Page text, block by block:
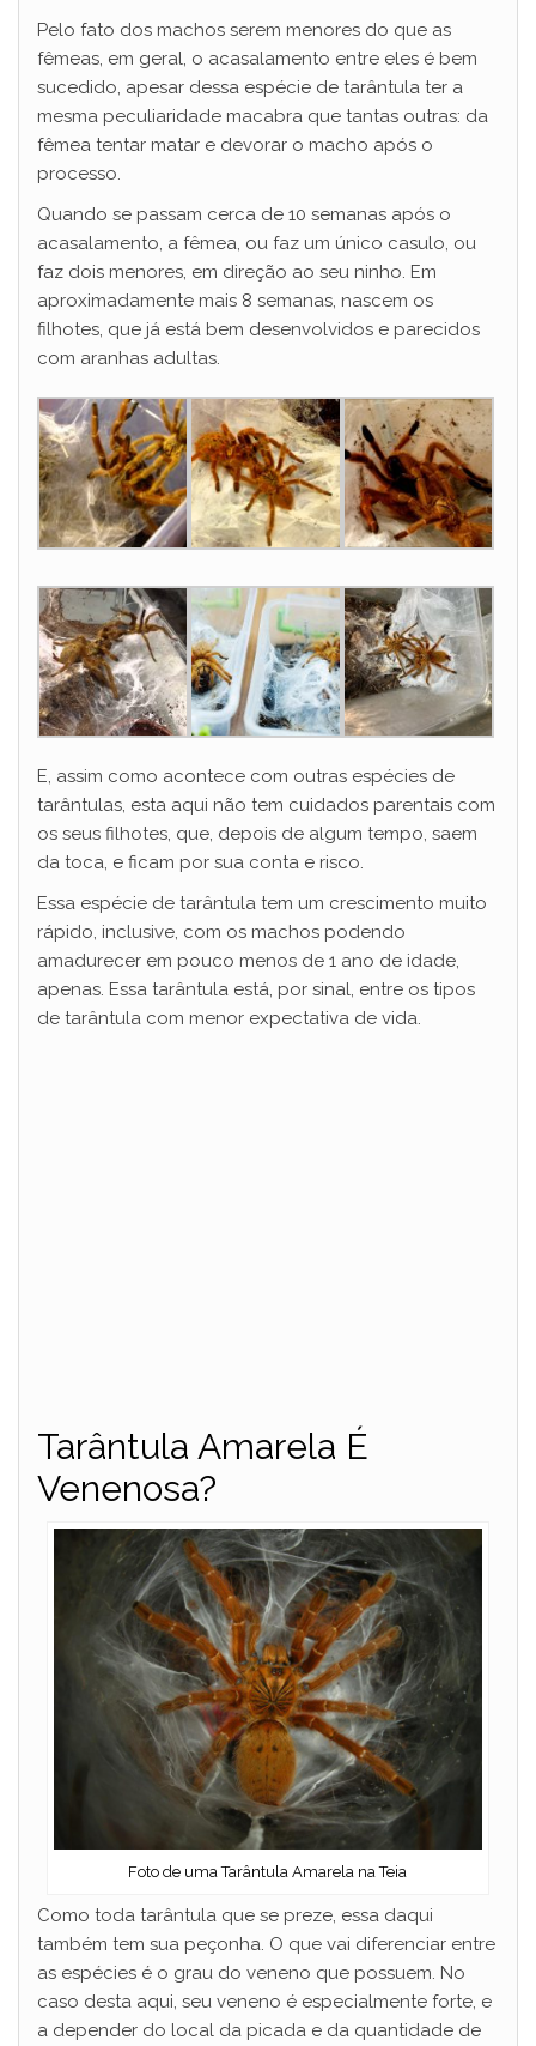
Pelo fato dos machos serem menores do que as
fêmeas, em geral, o acasalamento entre eles é bem
sucedido, apesar dessa espécie de tarântula ter a
mesma peculiaridade macabra que tantas outras: da
fêmea tentar matar e devorar o macho após o
processo.
Quando se passam cerca de 10 semanas após o
acasalamento, a fêmea, ou faz um único casulo, ou
faz dois menores, em direção ao seu ninho. Em
aproximadamente mais 8 semanas, nascem os
filhotes, que já está bem desenvolvidos e parecidos
com aranhas adultas.
E, assim como acontece com outras espécies de
tarântulas, esta aqui não tem cuidados parentais com
os seus filhotes, que, depois de algum tempo, saem
da toca, e ficam por sua conta e risco.
Essa espécie de tarântula tem um crescimento muito
rápido, inclusive, com os machos podendo
amadurecer em pouco menos de 1 ano de idade,
apenas. Essa tarântula está, por sinal, entre os tipos
de tarântula com menor expectativa de vida.
Tarântula Amarela É
Venenosa?
Foto de uma Tarântula Amarela na Teia
Como toda tarântula que se preze, essa daqui
também tem sua peçonha. O que vai diferenciar entre
as espécies é o grau do veneno que possuem. No
caso desta aqui, seu veneno é especialmente forte, e
a depender do local da picada e da quantidade de